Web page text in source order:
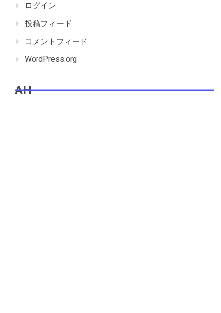
ログイン
投稿フィード
コメントフィード
WordPress.org
AH